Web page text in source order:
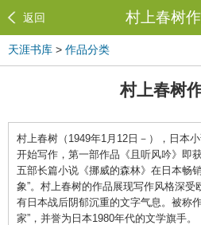
返回 村上春树
天涯书库 > 作品分类
村上春树
村上春树（1949年1月12日－），日本
开始写作，第一部作品《且听风吟》即
五部长篇小说《挪威的森林》在日本畅
象”。村上春树的作品展现写作风格深
有日本战后阴郁沉重的文字气息。被称
家”，并誉为日本1980年代的文学旗手。